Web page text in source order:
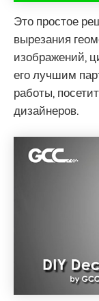
Это простое
вырезания
изображений,
его лучшим
работы,
дизайнеров.